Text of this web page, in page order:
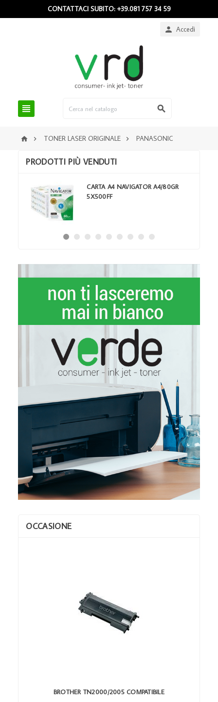
CONTATTACI SUBITO: +39.081 757 34 59
 Accedi
 
  TONER LASER ORIGINALE  PANASONIC
PRODOTTI PIÙ VENDUTI
CARTA A4 NAVIGATOR A4/80GR
5X500FF
OCCASIONE
BROTHER TN2000/2005 COMPATIBILE